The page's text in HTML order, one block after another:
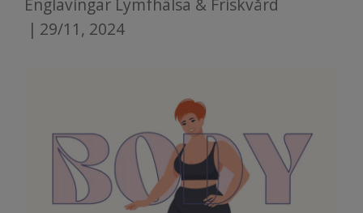
Englavingar Lymfhälsa & Friskvård
| 29/11, 2024